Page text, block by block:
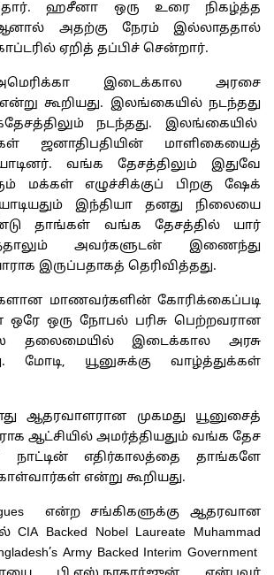
ஹசீனா ஒரு உரை நிகழ்த்த
ஆனால் அதற்கு நேரம் இல்லாததால்
ஏறித் தப்பிச் சென்றார்.
இடைக்கால அரசை
கூறியது. இலங்கையில் நடந்தது
நடந்தது. இலங்கையில்
ஜனாதிபதியின் மாளிகையைத்
வங்க தேசத்திலும் இதுவே
மக்கள் எழுச்சிக்குப் பிறகு ஷேக்
இந்தியா தனது நிலையை
தாங்கள் வங்க தேசத்தில் யார்
அவர்களுடன் இணைந்து
இருப்பதாகத் தெரிவித்தது.
மாணவர்களின் கோரிக்கைப்படி
ஒரு நோபல் பரிசு பெற்றவரான
தலைமையில் இடைக்கால அரசு
மோடி, யூனுசுக்கு வாழ்த்துக்கள்
ஆதரவாளரான முகமது யூனுசைத்
ஆட்சியில் அமர்த்தியதும் வங்க தேச
எதிர்காலத்தை தாங்களே
என்று கூறியது.
என்ற சங்கிகளுக்கு ஆதரவான
Backed Nobel Laureate Muhammad
Army Backed Interim Government